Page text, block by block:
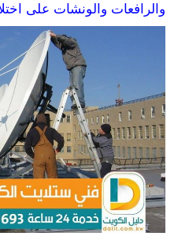
والرافعات والونشات على